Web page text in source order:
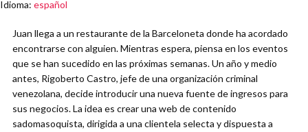
Idioma: español
Juan llega a un restaurante de la Barceloneta donde ha acordado
encontrarse con alguien. Mientras espera, piensa en los eventos
que se han sucedido en las próximas semanas. Un año y medio
antes, Rigoberto Castro, jefe de una organización criminal
venezolana, decide introducir una nueva fuente de ingresos para
sus negocios. La idea es crear una web de contenido
sadomasoquista, dirigida a una clientela selecta y dispuesta a